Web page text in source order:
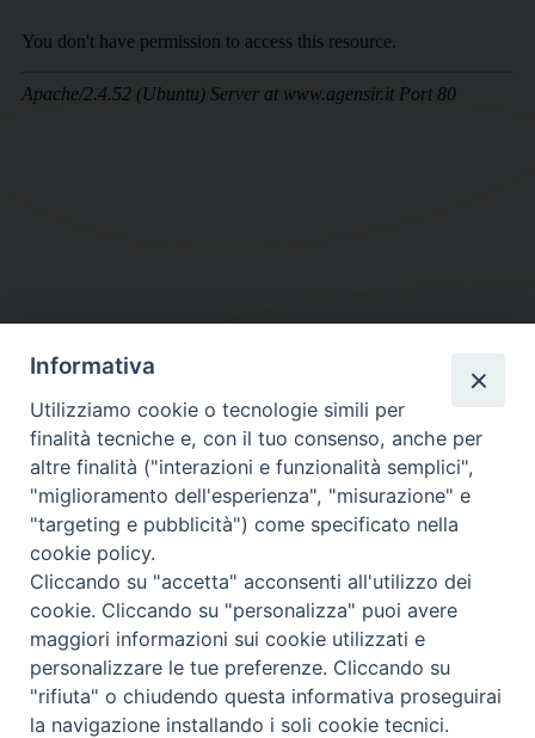
DIOCESI SUBURBICARIA DI ALBANO
Contatti:Tel.: 06.93268401 - Fax.: 06.9323844
E-mail:curia@diocesidialbano.it
Orari: dal Lunedì al Venerdì Ore: 9:00 - 13:00
Lunedì, Mercoledì e Venerdì, Ore 9:30 - 12:30
Diocesi Suburbicaria di Albano
Copyright © 2021
Informativa
Utilizziamo cookie o tecnologie simili per
finalità tecniche e, con il tuo consenso, anche per
altre finalità ("interazioni e funzionalità semplici",
"miglioramento dell'esperienza", "misurazione" e
"targeting e pubblicità") come specificato nella
cookie policy.
Cliccando su "accetta" acconsenti all'utilizzo dei
cookie. Cliccando su "personalizza" puoi avere
maggiori informazioni sui cookie utilizzati e
personalizzare le tue preferenze. Cliccando su
"rifiuta" o chiudendo questa informativa proseguirai
la navigazione installando i soli cookie tecnici.